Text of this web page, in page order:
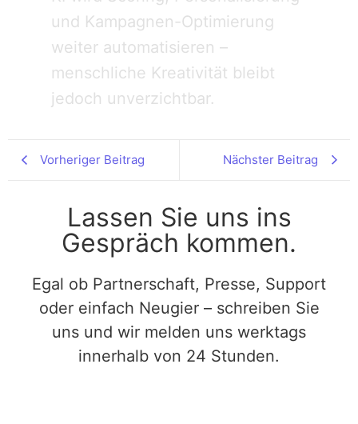
und Kampagnen-Optimierung
weiter automatisieren –
menschliche Kreativität bleibt
jedoch unverzichtbar.
Vorheriger Beitrag Nächster Beitrag
Lassen Sie uns ins
Gespräch kommen.
Egal ob Partnerschaft, Presse, Support
oder einfach Neugier – schreiben Sie
uns und wir melden uns werktags
innerhalb von 24 Stunden.